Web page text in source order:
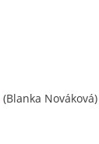
(Blanka Nováková)